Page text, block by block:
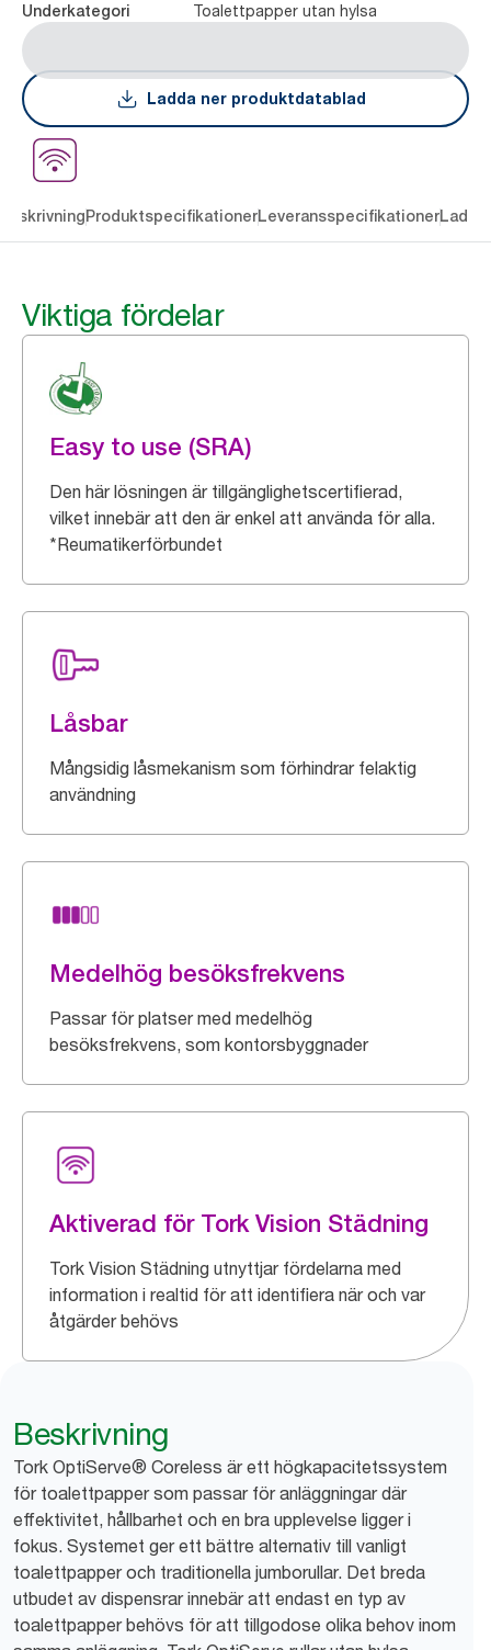
Underkategori Toalettpapper utan hylsa
Ladda ner produktdatablad
ProduktspecifikationerLeveransspecifikationerLadda
Viktiga fördelar
Easy to use (SRA)
Den här lösningen är tillgänglighetscertifierad,
vilket innebär att den är enkel att använda för alla.
*Reumatikerförbundet
Låsbar
Mångsidig låsmekanism som förhindrar felaktig
användning
Medelhög besöksfrekvens
Passar för platser med medelhög
besöksfrekvens, som kontorsbyggnader
Aktiverad för Tork Vision Städning
Tork Vision Städning utnyttjar fördelarna med
information i realtid för att identifiera när och var
åtgärder behövs
Beskrivning
Tork OptiServe® Coreless är ett högkapacitetssystem
för toalettpapper som passar för anläggningar där
effektivitet, hållbarhet och en bra upplevelse ligger i
fokus. Systemet ger ett bättre alternativ till vanligt
toalettpapper och traditionella jumborullar. Det breda
utbudet av dispensrar innebär att endast en typ av
toalettpapper behövs för att tillgodose olika behov inom